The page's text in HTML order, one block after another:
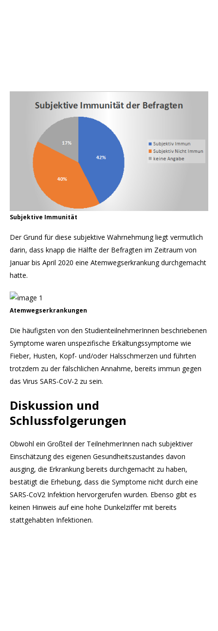
Subjektive Immunität
Der Grund für diese subjektive Wahrnehmung liegt vermutlich
darin, dass knapp die Hälfte der Befragten im Zeitraum von
Januar bis April 2020 eine Atemwegserkrankung durchgemacht
hatte.
Atemwegserkrankungen
Die häufigsten von den StudienteilnehmerInnen beschriebenen
Symptome waren unspezifische Erkältungssymptome wie
Fieber, Husten, Kopf- und/oder Halsschmerzen und führten
trotzdem zu der fälschlichen Annahme, bereits immun gegen
das Virus SARS-CoV-2 zu sein.
Diskussion und
Schlussfolgerungen
Obwohl ein Großteil der TeilnehmerInnen nach subjektiver
Einschätzung des eigenen Gesundheitszustandes davon
ausging, die Erkrankung bereits durchgemacht zu haben,
bestätigt die Erhebung, dass die Symptome nicht durch eine
SARS-CoV2 Infektion hervorgerufen wurden. Ebenso gibt es
keinen Hinweis auf eine hohe Dunkelziffer mit bereits
stattgehabten Infektionen.